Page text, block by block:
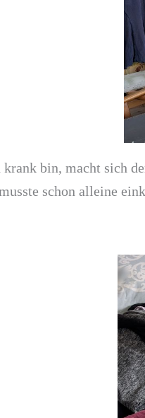
bin, macht sich
schon alleine